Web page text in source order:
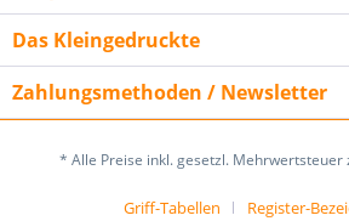
Das Kleingedruckte
Zahlungsmethoden / Newsletter
* Alle Preise inkl. gesetzl. Mehrwertsteuer
Griff-Tabellen
Register-